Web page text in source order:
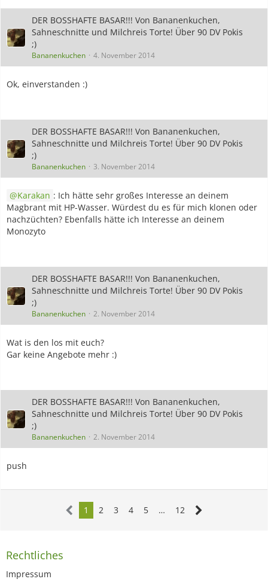
DER BOSSHAFTE BASAR!!! Von Bananenkuchen,
Sahneschnitte und Milchreis Torte! Über 90 DV Pokis
;)
Bananenkuchen 4. November 2014
Ok, einverstanden :)
DER BOSSHAFTE BASAR!!! Von Bananenkuchen,
Sahneschnitte und Milchreis Torte! Über 90 DV Pokis
;)
Bananenkuchen 3. November 2014
Karakan : Ich hätte sehr großes Interesse an deinem
Magbrant mit HP-Wasser. Würdest du es für mich klonen oder
nachzüchten? Ebenfalls hätte ich Interesse an deinem
Monozyto
DER BOSSHAFTE BASAR!!! Von Bananenkuchen,
Sahneschnitte und Milchreis Torte! Über 90 DV Pokis
;)
Bananenkuchen 2. November 2014
Wat is den los mit euch?
Gar keine Angebote mehr :)
DER BOSSHAFTE BASAR!!! Von Bananenkuchen,
Sahneschnitte und Milchreis Torte! Über 90 DV Pokis
;)
Bananenkuchen 2. November 2014
push
1 2 3 4 5 … 12
Rechtliches
Impressum